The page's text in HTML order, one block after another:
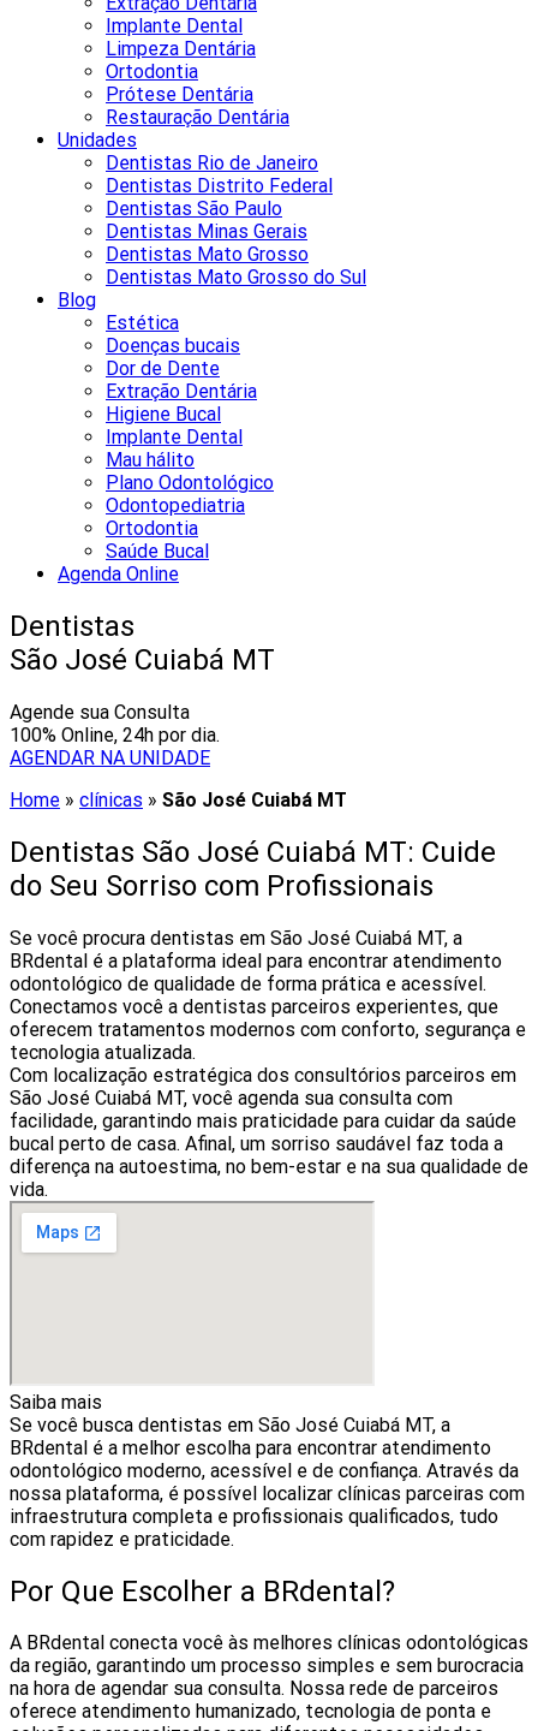
Implante Dental
Limpeza Dentária
Ortodontia
Prótese Dentária
Restauração Dentária
Unidades
Dentistas Rio de Janeiro
Dentistas Distrito Federal
Dentistas São Paulo
Dentistas Minas Gerais
Dentistas Mato Grosso
Dentistas Mato Grosso do Sul
Blog
Estética
Doenças bucais
Dor de Dente
Extração Dentária
Higiene Bucal
Implante Dental
Mau hálito
Plano Odontológico
Odontopediatria
Ortodontia
Saúde Bucal
Agenda Online
Dentistas
São José Cuiabá MT
Agende sua Consulta
100% Online, 24h por dia.
AGENDAR NA UNIDADE
Home » clínicas » São José Cuiabá MT
Dentistas São José Cuiabá MT: Cuide
do Seu Sorriso com Profissionais
Se você procura dentistas em São José Cuiabá MT, a
BRdental é a plataforma ideal para encontrar atendimento
odontológico de qualidade de forma prática e acessível.
Conectamos você a dentistas parceiros experientes, que
oferecem tratamentos modernos com conforto, segurança e
tecnologia atualizada.
Com localização estratégica dos consultórios parceiros em
São José Cuiabá MT, você agenda sua consulta com
facilidade, garantindo mais praticidade para cuidar da saúde
bucal perto de casa. Afinal, um sorriso saudável faz toda a
diferença na autoestima, no bem-estar e na sua qualidade de
vida.
Saiba mais
Se você busca dentistas em São José Cuiabá MT, a
BRdental é a melhor escolha para encontrar atendimento
odontológico moderno, acessível e de confiança. Através da
nossa plataforma, é possível localizar clínicas parceiras com
infraestrutura completa e profissionais qualificados, tudo
com rapidez e praticidade.
Por Que Escolher a BRdental?
A BRdental conecta você às melhores clínicas odontológicas
da região, garantindo um processo simples e sem burocracia
na hora de agendar sua consulta. Nossa rede de parceiros
oferece atendimento humanizado, tecnologia de ponta e